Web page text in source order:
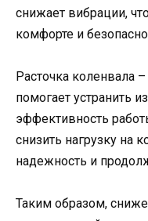
снижает вибрации,
комфорте и
Расточка коленвала
помогает устранить
эффективность
снизить нагрузку на
надежность и
Таким образом,